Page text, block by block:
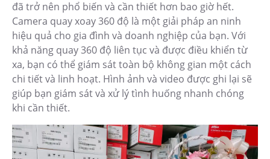
đã trở nên phổ biến và cần thiết hơn bao giờ hết.
Camera quay xoay 360 độ là một giải pháp an ninh
hiệu quả cho gia đình và doanh nghiệp của bạn. Với
khả năng quay 360 độ liên tục và được điều khiển từ
xa, bạn có thể giám sát toàn bộ không gian một cách
chi tiết và linh hoạt. Hình ảnh và video được ghi lại sẽ
giúp bạn giám sát và xử lý tình huống nhanh chóng
khi cần thiết.